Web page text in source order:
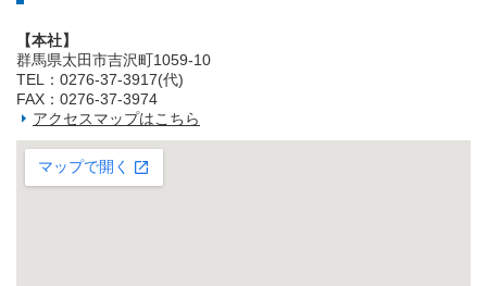
【本社】
群馬県太田市吉沢町1059-10
TEL：0276-37-3917(代)
FAX：0276-37-3974
アクセスマップはこちら